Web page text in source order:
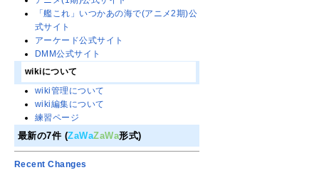
「艦これ」いつかあの海で(アニメ2期)公
式サイト
アーケード公式サイト
DMM公式サイト
wikiについて
wiki管理について
wiki編集について
練習ページ
最新の7件 (ZaWaZaWa形式)
Recent Changes